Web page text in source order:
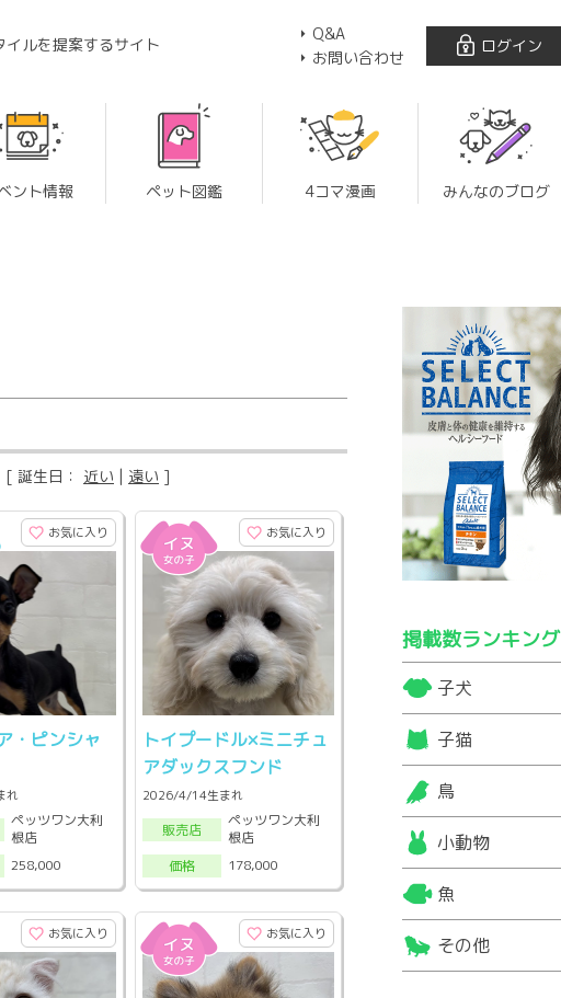
ルを提案するサイト
Q&A
お問い合わせ
ログイン
ント情報 ペット図鑑 4コマ漫画 みんなのブログ
生日： 近い | 遠い ]
お気に入り
・ピンシャ
れ
ペッツワン大利
根店
258,000
お気に入り
トイプードル×ミニチュ
アダックスフンド
2026/4/14生まれ
販売店
ペッツワン大利
根店
価格
178,000
お気に入り お気に入り
掲載数ランキング
子犬
子猫
鳥
小動物
魚
その他